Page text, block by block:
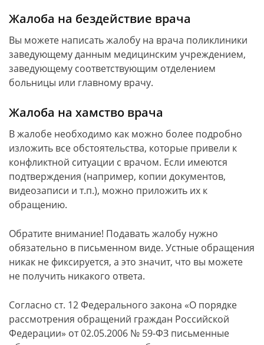
Жалоба на бездействие врача
Вы можете написать жалобу на врача поликлиники
заведующему данным медицинским учреждением,
заведующему соответствующим отделением
больницы или главному врачу.
Жалоба на хамство врача
В жалобе необходимо как можно более подробно
изложить все обстоятельства, которые привели к
конфликтной ситуации с врачом. Если имеются
подтверждения (например, копии документов,
видеозаписи и т.п.), можно приложить их к
обращению.
Обратите внимание! Подавать жалобу нужно
обязательно в письменном виде. Устные обращения
никак не фиксируется, а это значит, что вы можете
не получить никакого ответа.
Согласно ст. 12 Федерального закона «О порядке
рассмотрения обращений граждан Российской
Федерации» от 02.05.2006 № 59-ФЗ письменные